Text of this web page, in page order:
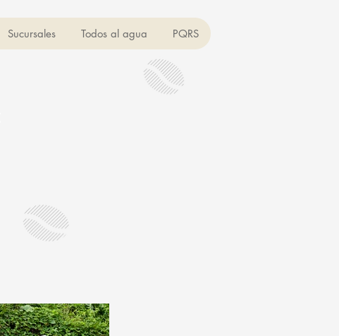
Sucursales Todos al agua PQRS